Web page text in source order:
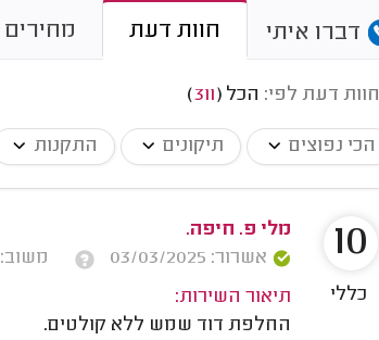
דברו איתי חוות דעת מחירים
חוות דעת לפי: הכל (
311
)
הכי נפוצים תיקונים התקנות
מלי פ. חיפה.
אשרור: 03/03/2025
משוב: 31/12/2024
תיאור השירות:
החלפת דוד שמש ללא קולטים.
10
כללי